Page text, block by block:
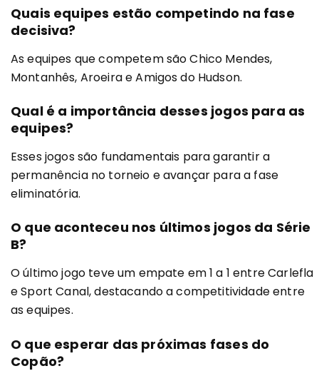
Quais equipes estão competindo na fase
decisiva?
As equipes que competem são Chico Mendes,
Montanhês, Aroeira e Amigos do Hudson.
Qual é a importância desses jogos para as
equipes?
Esses jogos são fundamentais para garantir a
permanência no torneio e avançar para a fase
eliminatória.
O que aconteceu nos últimos jogos da Série
B?
O último jogo teve um empate em 1 a 1 entre Carlefla
e Sport Canal, destacando a competitividade entre
as equipes.
O que esperar das próximas fases do
Copão?